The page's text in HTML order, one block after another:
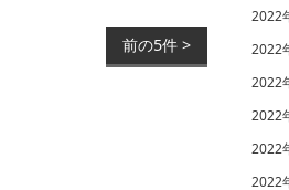
前の5件 >
2022
2022
2022
2022
2022
2022